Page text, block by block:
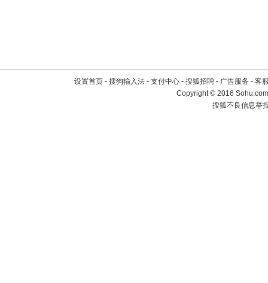
设置首页 - 搜狗输入法 - 支付中心 - 搜狐招聘 - 广告服务 - 客
Copyright©2016
搜狐不良信息举